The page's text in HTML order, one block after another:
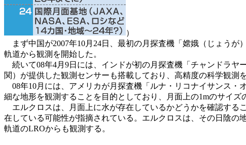
）
まず中国が2007年10月24日、最初の月探査機「嫦娥（じょうが
軌道から観測を開始した。
続いて08年4月9日には、インドが初の月探査機「 チャンドラヤ
関）が提供した観測センサーも搭載しており、高精度の科学観測
08年10月には、アメリカが月探査機「ルナ・リコナイサンス・
細な地形を観測することを目的としており、月面上の1mのサイ
エルクロスは、月面上に水が存在しているかどうかを確認する
在している可能性が指摘されている。エルクロスは、その日陰の
軌道のLROからも観測する。